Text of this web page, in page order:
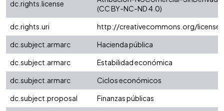
dc.rights.license
(CC BY-NC-ND 4.0)
dc.rights.uri
http://creativecommons.org/
dc.subject.armarc
Hacienda pública
dc.subject.armarc
Estabilidad económica
dc.subject.armarc
Ciclos económicos
dc.subject.proposal
Finanzas públicas